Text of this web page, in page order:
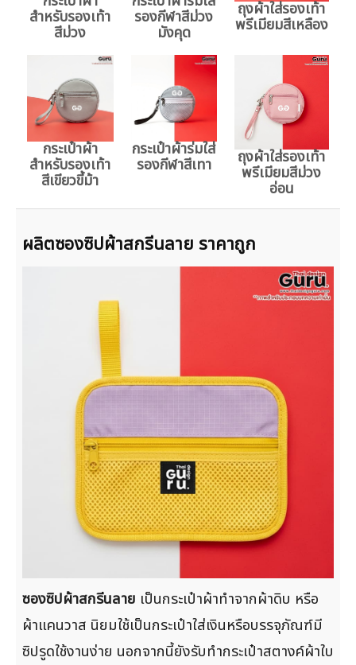
สำหรับรองเท้า
สีม่วง
รองกีฬาสีม่วง
มังคุด
ถุงผ้าใส่รองเท้า
พรีเมียมสีเหลือง
กระเป๋าผ้า
สำหรับรองเท้า
สีเขียวขี้ม้า
กระเป๋าผ้าร่มใส่
รองกีฬาสีเทา ถุงผ้าใส่รองเท้า
พรีเมียมสีม่วง
อ่อน
ผลิตซองซิปผ้าสกรีนลาย ราคาถูก
ซองซิปผ้าสกรีนลาย เป็นกระเป๋าผ้าทำจากผ้าดิบ หรือ
ผ้าแคนวาส นิยมใช้เป็นกระเป๋าใส่เงินหรือบรรจุภัณฑ์มี
ซิปรูดใช้งานง่าย นอกจากนี้ยังรับทำกระเป๋าสตางค์ผ้าใบ